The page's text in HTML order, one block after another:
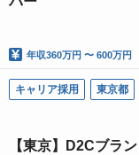
年収360万円 〜 600万円
キャリア採用 東京都
【東京】D2Cブラ